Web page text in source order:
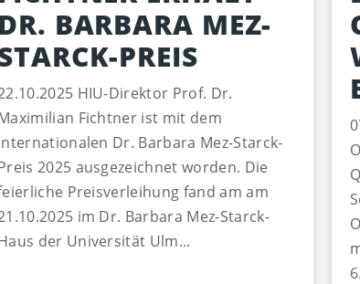
DR. BARBARA MEZ-
PREIS
HIU-Direktor Prof. Dr.
Fichtner ist mit dem
Dr. Barbara Mez-Starck-
2025 ausgezeichnet worden. Die
Preisverleihung fand am am
im Dr. Barbara Mez-Starck-
der Universität Ulm...